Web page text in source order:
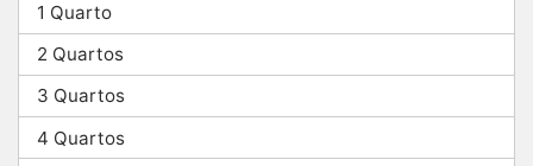
1 Quarto
2 Quartos
3 Quartos
4 Quartos